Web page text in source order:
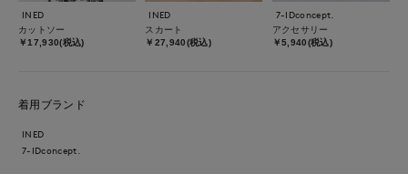
INED
カットソー
￥17,930(税込)
INED
スカート
￥27,940(税込)
7-IDconcept.
アクセサリー
￥5,940(税込)
着用ブランド
INED
7-IDconcept.